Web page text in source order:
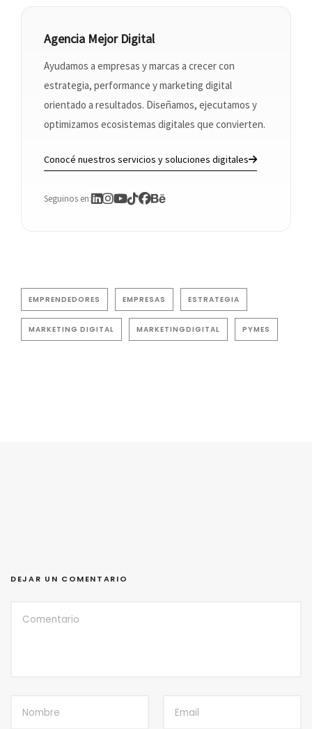
Agencia Mejor Digital
Ayudamos a empresas y marcas a crecer con
estrategia, performance y marketing digital
orientado a resultados. Diseñamos, ejecutamos y
optimizamos ecosistemas digitales que convierten.
Conocé nuestros servicios y soluciones digitales
Seguinos en:
EMPRENDEDORES EMPRESAS ESTRATEGIA
MARKETING DIGITAL MARKETINGDIGITAL PYMES
DEJAR UN COMENTARIO